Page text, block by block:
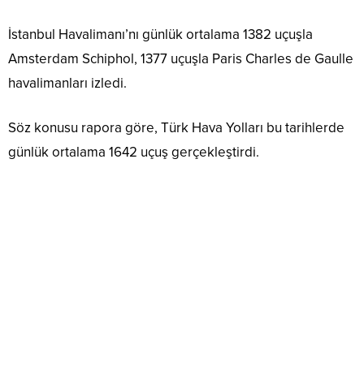
İstanbul Havalimanı’nı günlük ortalama 1382 uçuşla
Amsterdam Schiphol, 1377 uçuşla Paris Charles de Gaulle
havalimanları izledi.
Söz konusu rapora göre, Türk Hava Yolları bu tarihlerde
günlük ortalama 1642 uçuş gerçekleştirdi.